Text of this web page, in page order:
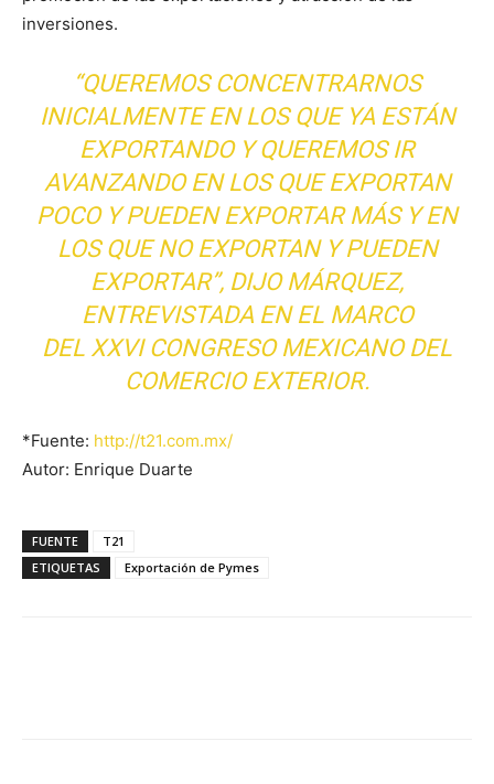
inversiones.
“QUEREMOS CONCENTRARNOS
INICIALMENTE EN LOS QUE YA ESTÁN
EXPORTANDO Y QUEREMOS IR
AVANZANDO EN LOS QUE EXPORTAN
POCO Y PUEDEN EXPORTAR MÁS Y EN
LOS QUE NO EXPORTAN Y PUEDEN
EXPORTAR”, DIJO MÁRQUEZ,
ENTREVISTADA EN EL MARCO
DEL XXVI CONGRESO MEXICANO DEL
COMERCIO EXTERIOR.
*Fuente: http://t21.com.mx/
Autor: Enrique Duarte
FUENTE
T21
ETIQUETAS
Exportación de Pymes